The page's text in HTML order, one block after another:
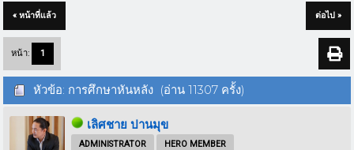
« หน้าที่แล้ว ต่อไป »
หน้า: 1
หัวข้อ: การศึกษาหันหลัง (อ่าน 11307 ครั้ง)
เลิศชาย ปานมุข
ADMINISTRATOR HERO MEMBER